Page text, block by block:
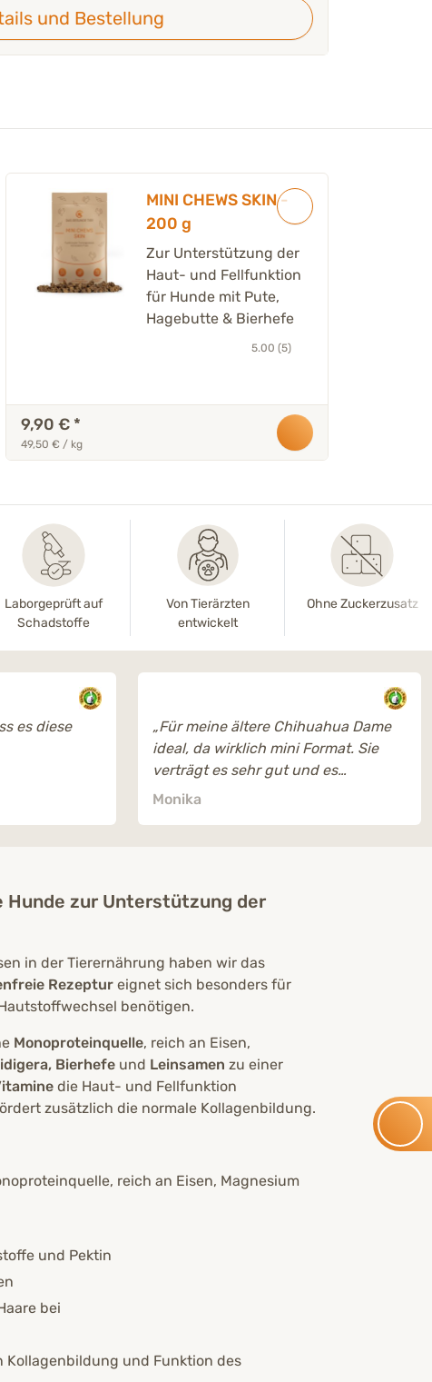
und Bestellung
MINI CHEWS SKIN -
200 g
Zur Unterstützung der
Haut- und Fellfunktion
für Hunde mit Pute,
Hagebutte & Bierhefe
5.00 (5)
9,90 € *
49,50 € / kg
Laborgeprüft auf
Schadstoffe
Von Tierärzten
entwickelt
Ohne Zuckerzusatz
es diese
„Für meine ältere Chihuahua Dame
ideal, da wirklich mini Format. Sie
verträgt es sehr gut und es
schmeckt ihr sichtlich gut.“
Monika
Hunde zur Unterstützung der
in der Tierernährung haben wir das
Rezeptur eignet sich besonders für
benötigen.
Monoproteinquelle, reich an Eisen,
Bierhefe und Leinsamen zu einer
die Haut- und Fellfunktion
zusätzlich die normale Kollagenbildung.
reich an Eisen, Magnesium
und Pektin
bei
Kollagenbildung und Funktion des